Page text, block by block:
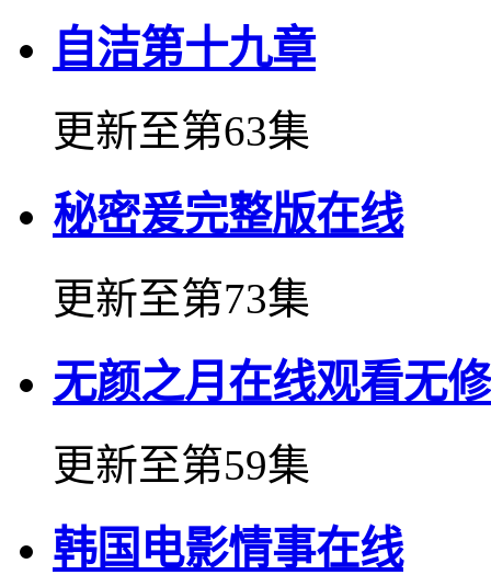
自洁第十九章
更新至第63集
秘密爰完整版在线
更新至第73集
无颜之月在线观看无
更新至第59集
韩国电影情事在线